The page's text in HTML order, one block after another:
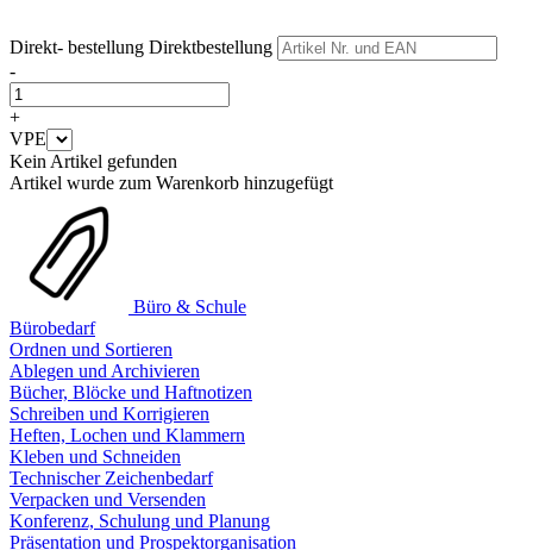
Direkt- bestellung Direktbestellung
-
+
VPE
Kein Artikel gefunden
Artikel wurde zum Warenkorb hinzugefügt
Büro & Schule
Bürobedarf
Ordnen und Sortieren
Ablegen und Archivieren
Bücher, Blöcke und Haftnotizen
Schreiben und Korrigieren
Heften, Lochen und Klammern
Kleben und Schneiden
Technischer Zeichenbedarf
Verpacken und Versenden
Konferenz, Schulung und Planung
Präsentation und Prospektorganisation